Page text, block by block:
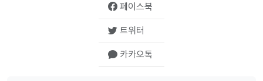
페이스북
트위터
카카오톡